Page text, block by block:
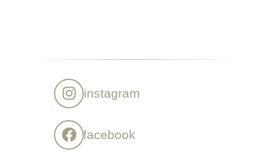
instagram
facebook